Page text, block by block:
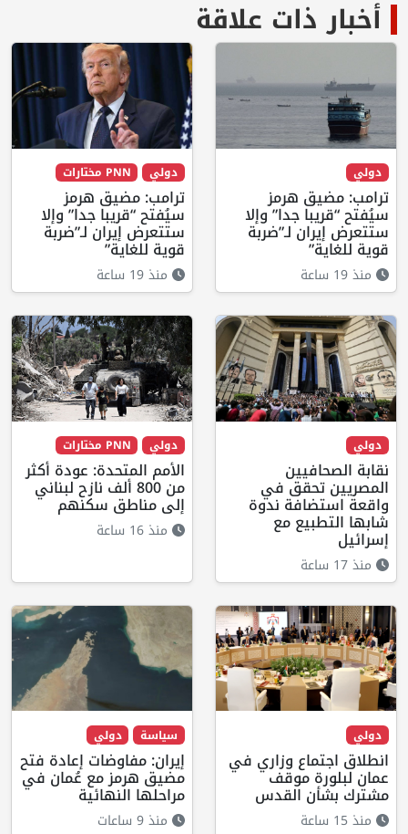
أخبار ذات علاقة
دولي
ترامب: مضيق هرمز
سيُفتح “قريبا جدا” وإلا
ستتعرض إيران لـ”ضربة
قوية للغاية”
منذ 19 ساعة
دولي PNN مختارات
ترامب: مضيق هرمز
سيُفتح “قريبا جدا” وإلا
ستتعرض إيران لـ”ضربة
قوية للغاية”
منذ 19 ساعة
دولي
نقابة الصحافيين
المصريين تحقق في
واقعة استضافة ندوة
شابها التطبيع مع
إسرائيل
منذ 17 ساعة
دولي PNN مختارات
الأمم المتحدة: عودة أكثر
من 800 ألف نازح لبناني
إلى مناطق سكنهم
منذ 16 ساعة
دولي
انطلاق اجتماع وزاري في
عمان لبلورة موقف
مشترك بشأن القدس
منذ 15 ساعة
سياسة دولي
إيران: مفاوضات إعادة فتح
مضيق هرمز مع عُمان في
مراحلها النهائية
منذ 9 ساعات